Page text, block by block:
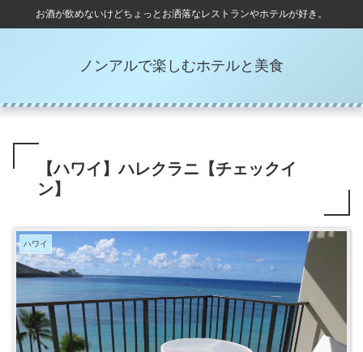
お酒が飲めないけどちょっとお洒落なレストランやホテルが好き。
ノンアルで楽しむホテルと美食
【ハワイ】ハレクラニ【チェックイ
ン】
ハワイ